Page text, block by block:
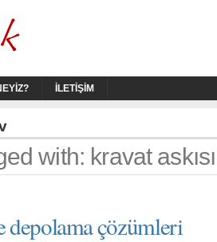
İLETIŞIM
with: kravat askısı
depolama çözümleri